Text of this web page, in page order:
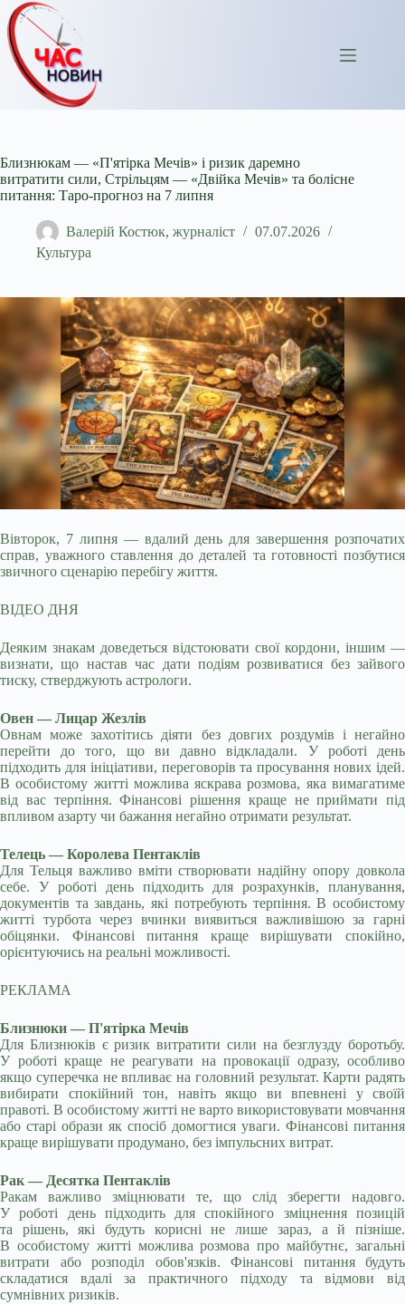
Перейти
до
вмісту
Близнюкам — «П'ятірка Мечів» і ризик даремно
витратити сили, Стрільцям — «Двійка Мечів» та болісне
питання: Таро-прогноз на 7 липня
Валерій Костюк, журналіст
07.07.2026
Культура
Вівторок, 7 липня — вдалий день для завершення розпочатих
справ, уважного ставлення до деталей та готовності позбутися
звичного сценарію перебігу життя.
ВІДЕО ДНЯ
Деяким знакам доведеться відстоювати свої кордони, іншим —
визнати, що настав час дати подіям розвиватися без зайвого
тиску, стверджують астрологи.
Овен — Лицар Жезлів
Овнам може захотітись діяти без довгих роздумів і негайно
перейти до того, що ви давно відкладали. У роботі день
підходить для ініціативи, переговорів та просування нових ідей.
В особистому житті можлива яскрава розмова, яка вимагатиме
від вас терпіння. Фінансові рішення краще не приймати під
впливом азарту чи бажання негайно отримати результат.
Телець — Королева Пентаклів
Для Тельця важливо вміти створювати надійну опору довкола
себе. У роботі день підходить для розрахунків, планування,
документів та завдань, які потребують терпіння. В особистому
житті турбота через вчинки виявиться важливішою за гарні
обіцянки. Фінансові питання краще вирішувати спокійно,
орієнтуючись на реальні можливості.
РЕКЛАМА
Близнюки — П'ятірка Мечів
Для Близнюків є ризик витратити сили на безглузду боротьбу.
У роботі краще не реагувати на провокації одразу, особливо
якщо суперечка не впливає на головний результат. Карти радять
вибирати спокійний тон, навіть якщо ви впевнені у своїй
правоті. В особистому житті не варто використовувати мовчання
або старі образи як спосіб домогтися уваги. Фінансові питання
краще вирішувати продумано, без імпульсних витрат.
Рак — Десятка Пентаклів
Ракам важливо зміцнювати те, що слід зберегти надовго.
У роботі день підходить для спокійного зміцнення позицій
та рішень, які будуть корисні не лише зараз, а й пізніше.
В особистому житті можлива розмова про майбутнє, загальні
витрати або розподіл обов'язків. Фінансові питання будуть
складатися вдалі за практичного підходу та відмови від
сумнівних ризиків.